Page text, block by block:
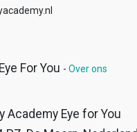
For You - Over ons
Academy Eye for You